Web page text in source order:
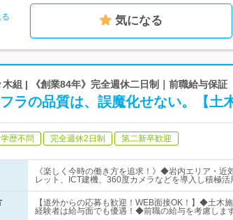
気になる
組 | 《創業84年》完全週休二日制｜前職給与保証
ラの品質は、誤魔化せない。【土
学歴不問 完全週休2日制 第二新卒歓迎
《楽しく今時の働き方を追求！》◆岩内エリア・
レット、ICT建機、360度カメラなどを導入し積極活
【道外からの応募も歓迎！WEB面接OK！】◆土木
経験者は給与面でも優遇！◆前職の給与を考慮しま